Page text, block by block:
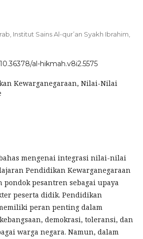
Institut Sains Al-qur’an Syakh Ibrahim,
al-hikmah.v8i2.5575
Kewarganegaraan, Nilai-Nilai
mengenai integrasi nilai-nilai
Pendidikan Kewarganegaraan
pesantren sebagai upaya
peserta didik. Pendidikan
peran penting dalam
demokrasi, toleransi, dan
warga negara. Namun, dalam